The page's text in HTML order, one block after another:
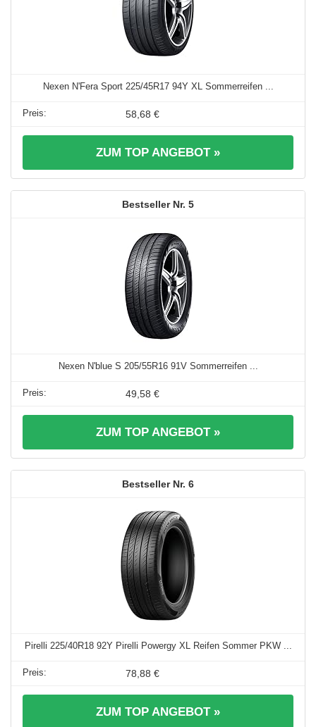
Nexen N'Fera Sport 225/45R17 94Y XL Sommerreifen ...
58,68 €
ZUM TOP ANGEBOT »
5
Nexen N'blue S 205/55R16 91V Sommerreifen ...
49,58 €
ZUM TOP ANGEBOT »
6
Pirelli 225/40R18 92Y Pirelli Powergy XL Reifen Sommer PKW ...
78,88 €
ZUM TOP ANGEBOT »